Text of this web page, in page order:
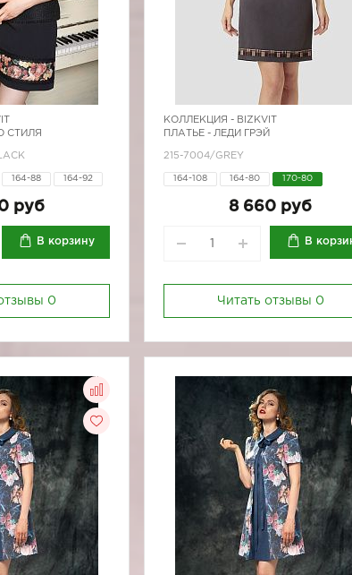
СТИЛЯ
164-88 164-92
руб
В корзину
0
КОЛЛЕКЦИЯ - BIZKVIT
ПЛАТЬЕ - ЛЕДИ ГРЭЙ
215-7004/GREY
164-108 164-80 170-80
8 660 руб
В
Читать отзывы 0